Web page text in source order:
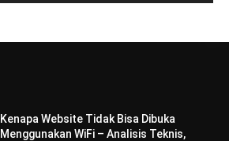
Kenapa Website Tidak Bisa Dibuka
Menggunakan WiFi – Analisis Teknis,